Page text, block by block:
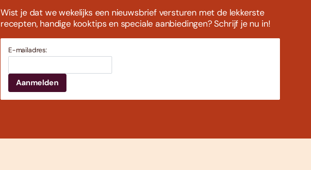
Wist je dat we wekelijks een nieuwsbrief versturen met de lekkerste
recepten, handige kooktips en speciale aanbiedingen? Schrijf je nu in!
E-mailadres: